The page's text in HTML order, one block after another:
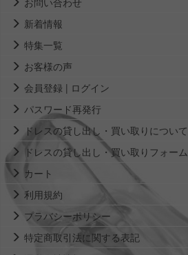
新着情報
特集一覧
お客様の声
会員登録 | ログイン
パスワード再発行
ドレスの貸し出し・買い取りについて
ドレスの貸し出し・買い取りフォーム
カート
利用規約
プラバシーポリシー
特定商取引法に関する表記